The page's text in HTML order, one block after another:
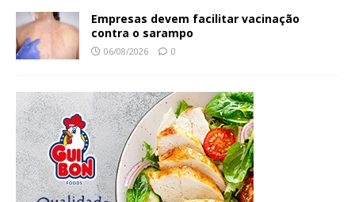
Empresas devem facilitar vacinação
contra o sarampo
06/08/2026 0